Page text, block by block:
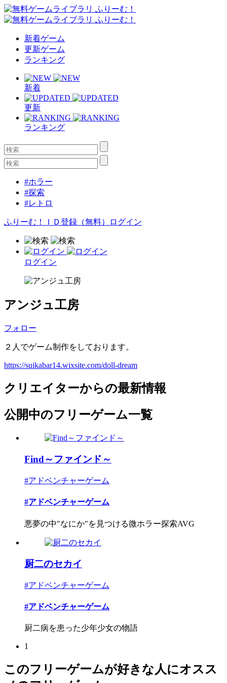
新着ゲーム
更新ゲーム
ランキング
新着
更新
ランキング
#ホラー
#探索
#レトロ
ふりーむ！ＩＤ登録（無料） ログイン
ログイン
アンジュ工房
フォロー
２人でゲーム制作をしております。
https://suikabar14.wixsite.com/doll-dream
クリエイターからの最新情報
公開中のフリーゲーム一覧
Find～ファインド～
#アドベンチャーゲーム
#アドベンチャーゲーム
悪夢の中"なにか"を見つける微ホラー探索AVG
厨二のセカイ
#アドベンチャーゲーム
#アドベンチャーゲーム
厨二病を患った少年少女の物語
1
このフリーゲームが好きな人にオスス